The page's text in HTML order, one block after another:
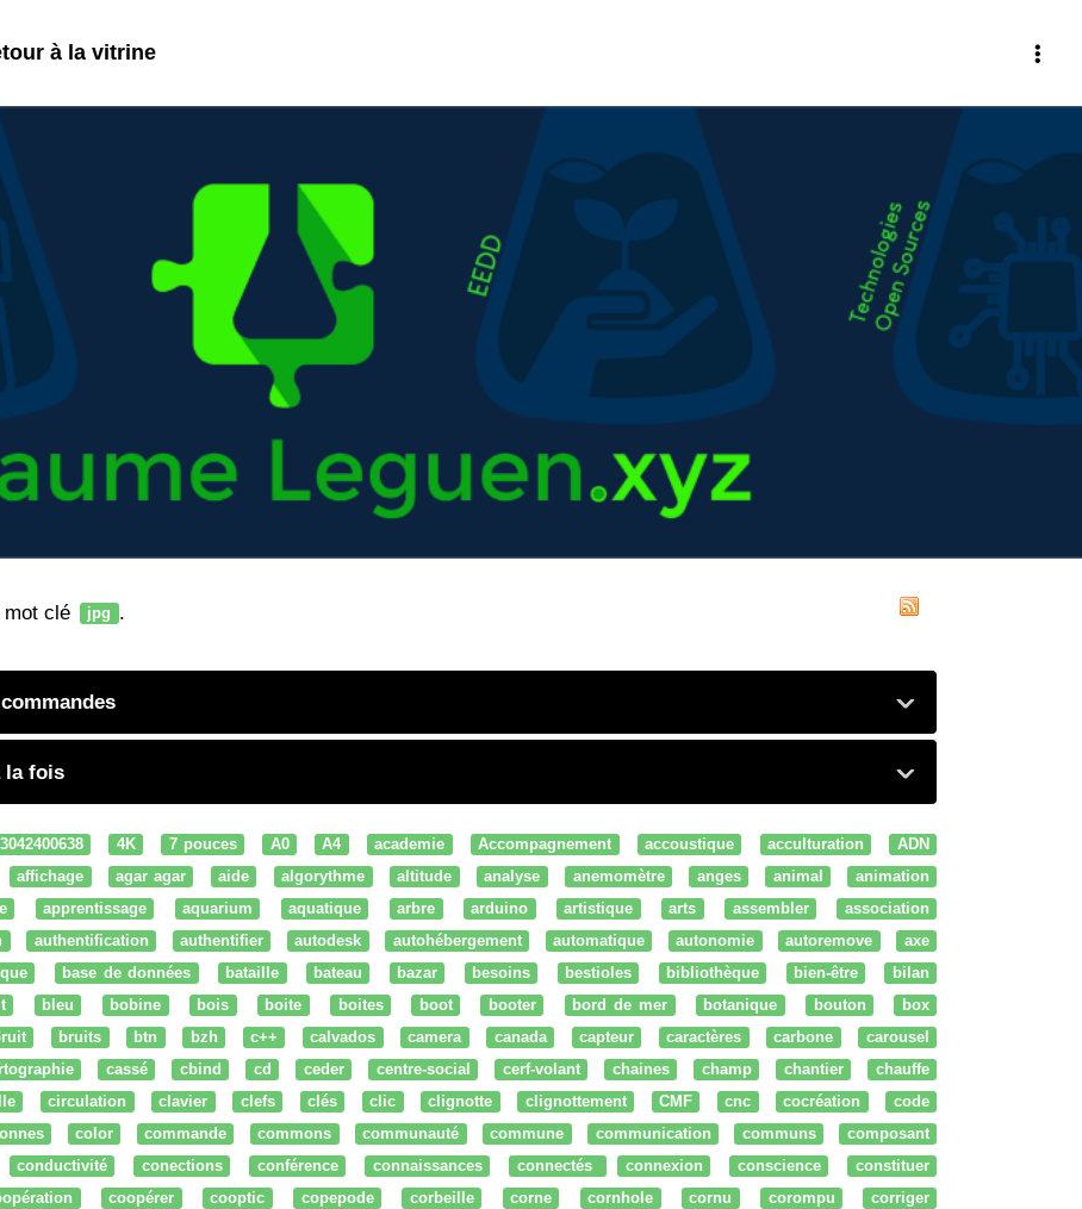
à la vitrine
mot clé jpg .
la fois
4K 7 pouces A0 A4 academie Accompagnement accoustique acculturation
ADN
affichage agar agar aide algorythme altitude analyse anemomètre anges animal
animation
apprentissage aquarium aquatique arbre arduino artistique arts assembler
association
authentification authentifier autodesk autohébergement automatique autonomie autoremove
axe
base de données bataille bateau bazar besoins bestioles bibliothèque bien-être
bilan
bleu bobine bois boite boites boot booter bord de mer botanique bouton
box
bruits btn bzh c++ calvados camera canada capteur caractères carbone
carousel
cassé cbind cd ceder centre-social cerf-volant chaines champ chantier
chauffe
circulation clavier clefs clés clic clignotte clignottement CMF cnc cocréation
code
color commande commons communauté commune communication communs
composant
conductivité conections conférence connaissances connectés connexion conscience
constituer
coopérer cooptic copepode corbeille corne cornhole cornu corompu
corriger